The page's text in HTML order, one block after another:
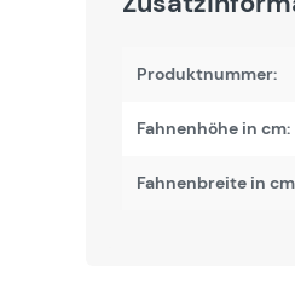
Produktnummer:
Fahnenhöhe in cm:
Fahnenbreite in